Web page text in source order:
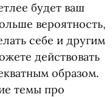
будет ваш
вероятность,
себе и другим
действовать
образом.
темы про